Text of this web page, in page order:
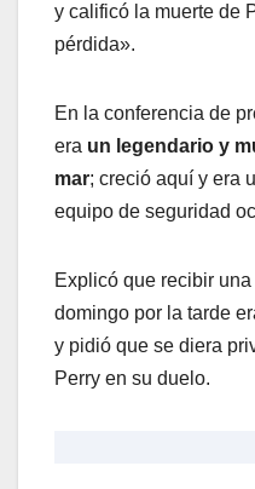
y calificó la muerte de
pérdida».
En la conferencia de
era un legendario y
mar; creció aquí y era
equipo de seguridad
Explicó que recibir
domingo por la tarde
y pidió que se diera
Perry en su duelo.